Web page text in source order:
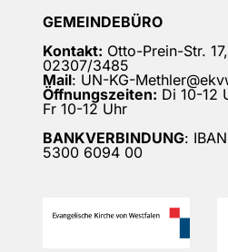
GEMEINDEBÜRO
Kontakt: Otto-Prein-Str.
02307/3485
Mail: UN-KG-
Öffnungszeiten: Di 10-12
Fr 10-12 Uhr
BANKVERBINDUNG:
5300 6094 00